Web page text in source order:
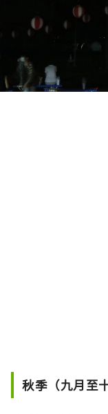
秋季（九月至